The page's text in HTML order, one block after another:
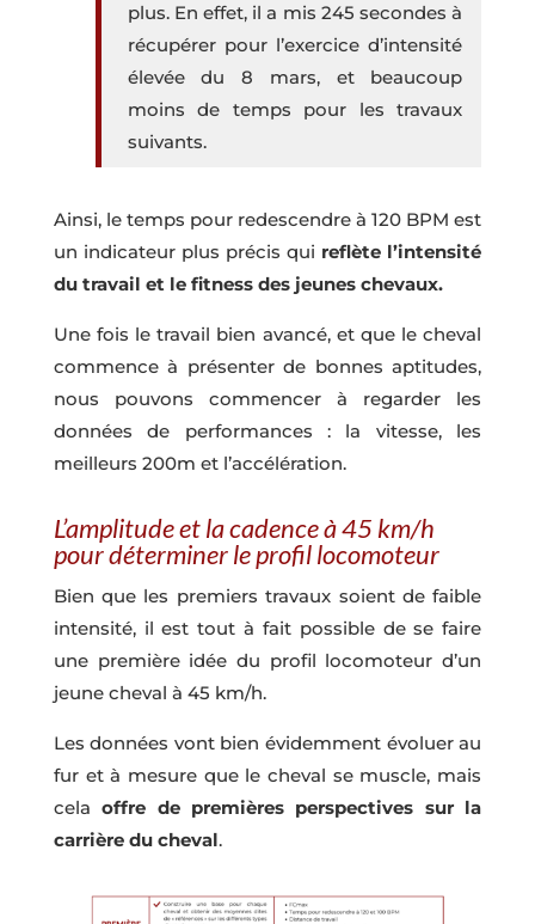
plus. En effet, il a mis 245 secondes à
récupérer pour l’exercice d’intensité
élevée du 8 mars, et beaucoup
moins de temps pour les travaux
suivants.
Ainsi, le temps pour redescendre à 120 BPM est
un indicateur plus précis qui reflète l’intensité
du travail et le fitness des jeunes chevaux.
Une fois le travail bien avancé, et que le cheval
commence à présenter de bonnes aptitudes,
nous pouvons commencer à regarder les
données de performances : la vitesse, les
meilleurs 200m et l’accélération.
L’amplitude et la cadence à 45 km/h
pour déterminer le profil locomoteur
Bien que les premiers travaux soient de faible
intensité, il est tout à fait possible de se faire
une première idée du profil locomoteur d’un
jeune cheval à 45 km/h.
Les données vont bien évidemment évoluer au
fur et à mesure que le cheval se muscle, mais
celaoffre de premières perspectives sur la
carrière du cheval.